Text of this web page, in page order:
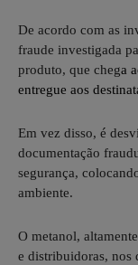
De acordo com as
fraude investigada
produto, que chega
entregue aos
Em vez disso, é
documentação
segurança,
ambiente.
O metanol,
e distribuidoras, nos